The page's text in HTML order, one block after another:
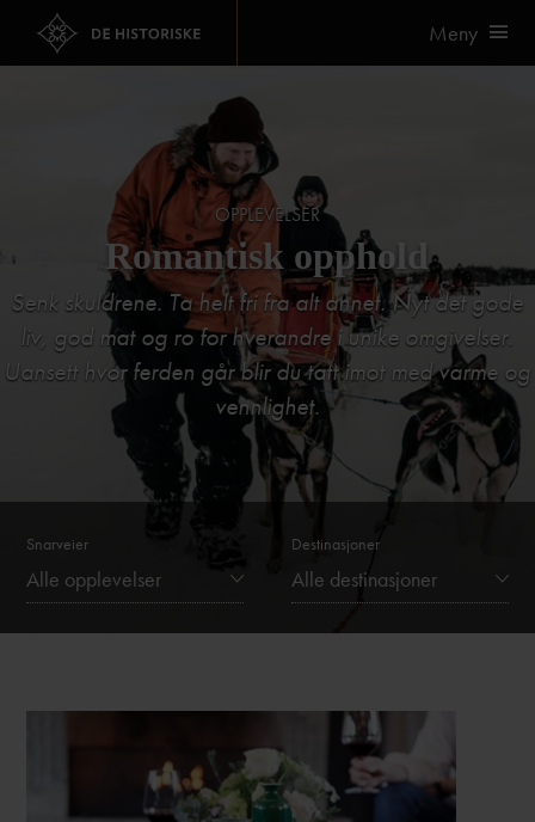
Meny
OPPLEVELSER
Romantisk opphold
Senk skuldrene. Ta helt fri fra alt annet. Nyt det gode
liv, god mat og ro for hverandre i unike omgivelser.
Uansett hvor ferden går blir du tatt imot med varme og
vennlighet.
Snarveier
Alle opplevelser
Destinasjoner
Alle destinasjoner